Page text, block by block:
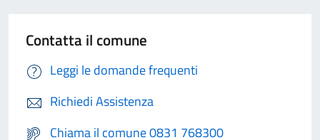
Contatta il comune
Leggi le domande frequenti
Richiedi Assistenza
Chiama il comune 0831 768300